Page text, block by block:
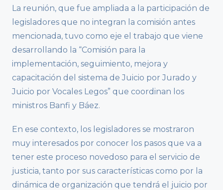
La reunión, que fue ampliada a la participación de
legisladores que no integran la comisión antes
mencionada, tuvo como eje el trabajo que viene
desarrollando la “Comisión para la
implementación, seguimiento, mejora y
capacitación del sistema de Juicio por Jurado y
Juicio por Vocales Legos” que coordinan los
ministros Banfi y Báez.
En ese contexto, los legisladores se mostraron
muy interesados por conocer los pasos que va a
tener este proceso novedoso para el servicio de
justicia, tanto por sus características como por la
dinámica de organización que tendrá el juicio por